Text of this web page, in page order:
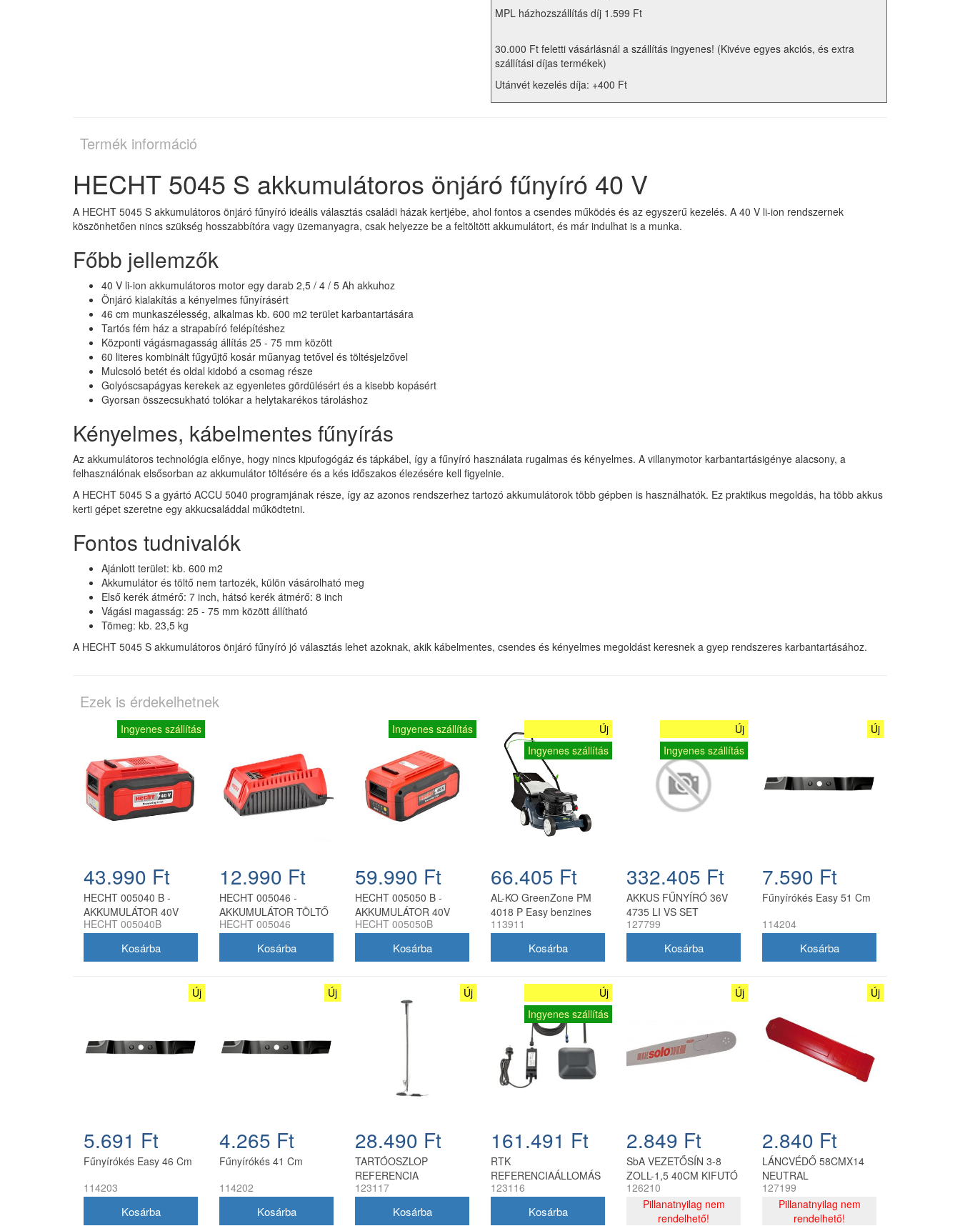
MPL házhozszállítás díj 1.599 Ft
30.000 Ft feletti vásárlásnál a szállítás ingyenes! (Kivéve egyes akciós, és extra
szállítási díjas termékek)
Utánvét kezelés díja: +400 Ft
Termék információ
HECHT 5045 S akkumulátoros önjáró fűnyíró 40 V
A HECHT 5045 S akkumulátoros önjáró fűnyíró ideális választás családi házak kertjébe, ahol fontos a csendes működés és az egyszerű kezelés. A 40 V li-ion rendszernek
köszönhetően nincs szükség hosszabbítóra vagy üzemanyagra, csak helyezze be a feltöltött akkumulátort, és már indulhat is a munka.
Főbb jellemzők
40 V li-ion akkumulátoros motor egy darab 2,5 / 4 / 5 Ah akkuhoz
Önjáró kialakítás a kényelmes fűnyírásért
46 cm munkaszélesség, alkalmas kb. 600 m2 terület karbantartására
Tartós fém ház a strapabíró felépítéshez
Központi vágásmagasság állítás 25 - 75 mm között
60 literes kombinált fűgyűjtő kosár műanyag tetővel és töltésjelzővel
Mulcsoló betét és oldal kidobó a csomag része
Golyóscsapágyas kerekek az egyenletes gördülésért és a kisebb kopásért
Gyorsan összecsukható tolókar a helytakarékos tároláshoz
Kényelmes, kábelmentes fűnyírás
Az akkumulátoros technológia előnye, hogy nincs kipufogógáz és tápkábel, így a fűnyíró használata rugalmas és kényelmes. A villanymotor karbantartásigénye alacsony, a
felhasználónak elsősorban az akkumulátor töltésére és a kés időszakos élezésére kell figyelnie.
A HECHT 5045 S a gyártó ACCU 5040 programjának része, így az azonos rendszerhez tartozó akkumulátorok több gépben is használhatók. Ez praktikus megoldás, ha több akkus
kerti gépet szeretne egy akkucsaláddal működtetni.
Fontos tudnivalók
Ajánlott terület: kb. 600 m2
Akkumulátor és töltő nem tartozék, külön vásárolható meg
Első kerék átmérő: 7 inch, hátsó kerék átmérő: 8 inch
Vágási magasság: 25 - 75 mm között állítható
Tömeg: kb. 23,5 kg
A HECHT 5045 S akkumulátoros önjáró fűnyíró jó választás lehet azoknak, akik kábelmentes, csendes és kényelmes megoldást keresnek a gyep rendszeres karbantartásához.
Ezek is érdekelhetnek
Ingyenes szállítás
43.990 Ft
HECHT 005040 B -
AKKUMULÁTOR 40V
4Ah AKKU PROGRAM
HECHT 005040B
12.990 Ft
HECHT 005046 -
AKKUMULÁTOR TÖLTŐ
2Ah AKKU PROGRAM
HECHT 005046
Ingyenes szállítás
59.990 Ft
HECHT 005050 B -
AKKUMULÁTOR 40V
5Ah AKKU PROGRAM
HECHT 005050B
Új
Ingyenes szállítás
66.405 Ft
AL-KO GreenZone PM
4018 P Easy benzines
fűnyíró 40 cm
113911
Új
Ingyenes szállítás
332.405 Ft
AKKUS FŰNYÍRÓ 36V
4735 LI VS SET
127799
Új
7.590 Ft
Fűnyírókés Easy 51 Cm
114204
Új
5.691 Ft
Fűnyírókés Easy 46 Cm
114203
Új
4.265 Ft
Fűnyírókés 41 Cm
114202
Új
28.490 Ft
TARTÓOSZLOP
REFERENCIA
PONTHOZ
123117
Új
Ingyenes szállítás
161.491 Ft
RTK
REFERENCIAÁLLOMÁS
123116
Új
2.849 Ft
SbA VEZETŐSÍN 3-8
ZOLL-1,5 40CM KIFUTÓ
TERMÉK
126210
Pillanatnyilag nem
rendelhető!
Új
2.840 Ft
LÁNCVÉDŐ 58CMX14
NEUTRAL
127199
Pillanatnyilag nem
rendelhető!